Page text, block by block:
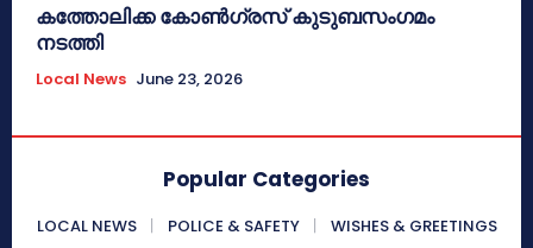
കത്തോലിക്ക കോൺഗ്രസ് കുടുബസംഗമം
നടത്തി
Local News June 23, 2026
Popular Categories
LOCAL NEWS POLICE & SAFETY
WISHES & GREETINGS